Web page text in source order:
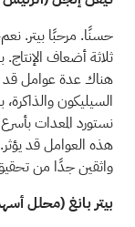
حسنًا. مرحبًا بيتر.
ثلاثة أضعاف
هناك عدة عوامل قد
السيليكون والذاكرة،
نستورد المعدات
هذه العوامل قد
واثقين جدًا من
بيتر بانغ (محلل